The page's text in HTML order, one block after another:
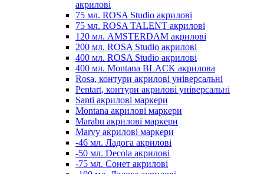
акрилові
75 мл. ROSA Studio акрилові
75 мл. ROSA TALENT акрилові
120 мл. AMSTERDAM акрилові
200 мл. ROSA Studio акрилові
400 мл. ROSA Studio акрилові
400 мл. Montana BLACK акрилова
Rosa, контури акрилові універсальні
Pentart, контури акрилові універсальні
Santi акрилові маркери
Montana акрилові маркери
Marabu акрилові маркери
Marvy акрилові маркери
-46 мл. Ладога акрилові
-50 мл. Decola акрилові
-75 мл. Сонет акрилові